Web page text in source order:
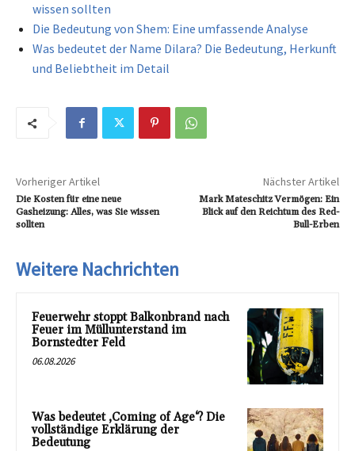
wissen sollten
Die Bedeutung von Shem: Eine umfassende Analyse
Was bedeutet der Name Dilara? Die Bedeutung, Herkunft
und Beliebtheit im Detail
Vorheriger Artikel
Die Kosten für eine neue
Gasheizung: Alles, was Sie wissen
sollten
Nächster Artikel
Mark Mateschitz Vermögen: Ein
Blick auf den Reichtum des Red-
Bull-Erben
Weitere Nachrichten
Feuerwehr stoppt Balkonbrand nach
Feuer im Müllunterstand im
Bornstedter Feld
06.08.2026
Was bedeutet ‚Coming of Age‘? Die
vollständige Erklärung der
Bedeutung